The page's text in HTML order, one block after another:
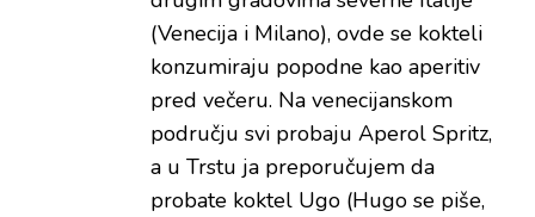
(Venecija i Milano), ovde se kokteli
konzumiraju popodne kao aperitiv
pred večeru. Na venecijanskom
području svi probaju Aperol Spritz,
a u Trstu ja preporučujem da
probate koktel Ugo (Hugo se piše,